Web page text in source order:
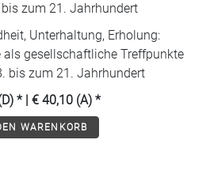
zum 21. Jahrhundert
Unterhaltung, Erholung:
als gesellschaftliche Treffpunkte
bis zum 21. Jahrhundert
* | € 40,10 (A) *
WARENKORB